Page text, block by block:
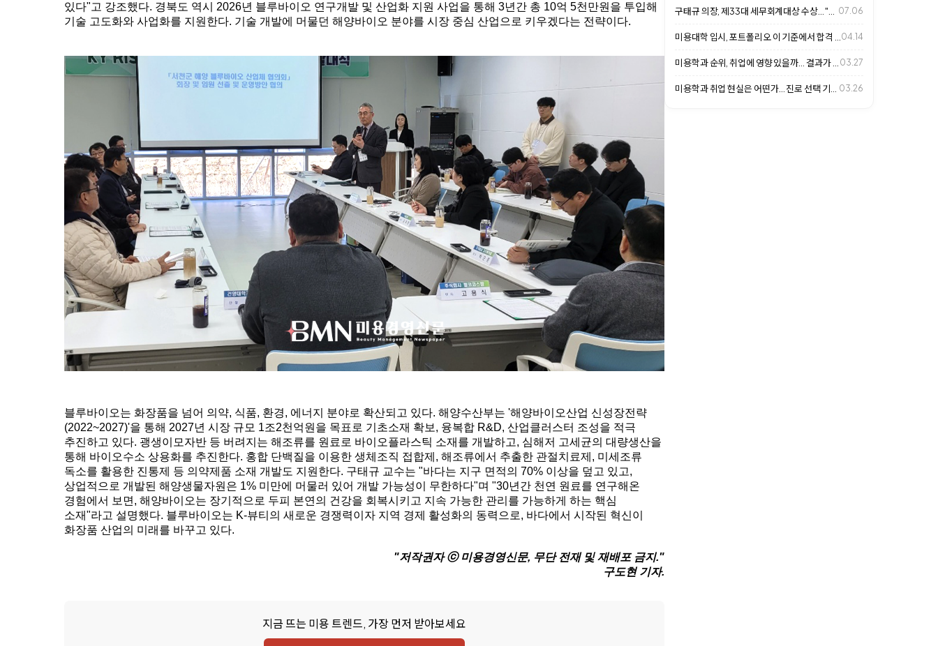
있다"고 강조했다. 경북도 역시 2026년 블루바이오 연구개발 및 산업화 지원 사업을 통해 3년간 총 10억 5천만원을 투입해
기술 고도화와 사업화를 지원한다. 기술 개발에 머물던 해양바이오 분야를 시장 중심 산업으로 키우겠다는 전략이다.
블루바이오는 화장품을 넘어 의약, 식품, 환경, 에너지 분야로 확산되고 있다. 해양수산부는 '해양바이오산업 신성장전략
(2022~2027)'을 통해 2027년 시장 규모 1조2천억원을 목표로 기초소재 확보, 융복합 R&D, 산업클러스터 조성을 적극
추진하고 있다. 괭생이모자반 등 버려지는 해조류를 원료로 바이오플라스틱 소재를 개발하고, 심해저 고세균의 대량생산을
통해 바이오수소 상용화를 추진한다. 홍합 단백질을 이용한 생체조직 접합제, 해조류에서 추출한 관절치료제, 미세조류
독소를 활용한 진통제 등 의약제품 소재 개발도 지원한다. 구태규 교수는 "바다는 지구 면적의 70% 이상을 덮고 있고,
상업적으로 개발된 해양생물자원은 1% 미만에 머물러 있어 개발 가능성이 무한하다"며 "30년간 천연 원료를 연구해온
경험에서 보면, 해양바이오는 장기적으로 두피 본연의 건강을 회복시키고 지속 가능한 관리를 가능하게 하는 핵심
소재"라고 설명했다. 블루바이오는 K-뷰티의 새로운 경쟁력이자 지역 경제 활성화의 동력으로, 바다에서 시작된 혁신이
화장품 산업의 미래를 바꾸고 있다.
"저작권자 ⓒ 미용경영신문, 무단 전재 및 재배포 금지."
구도현 기자.
지금 뜨는 미용 트렌드, 가장 먼저 받아보세요
07.06
04.14
03.27
03.26